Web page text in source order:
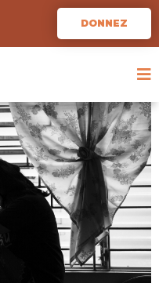
DONNEZ